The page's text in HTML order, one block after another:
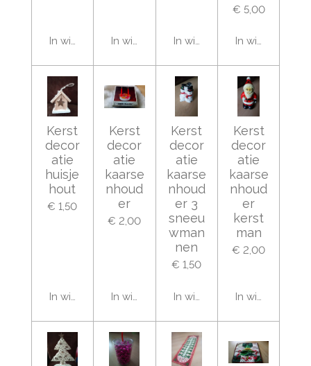
In winkelwagenIn winkelwagenIn winkelwagen
€ 5,00
In
Kerst
decor
atie
huisje
hout
€ 1,50
In winkelwagen
Kerst
decor
atie
kaarse
nhoud
er
€ 2,00
In winkelwagen
Kerst
decor
atie
kaarse
nhoud
er 3
sneeu
wman
nen
€ 1,50
In winkelwagen
Kerst
decor
atie
kaarse
nhoud
er
kerst
man
€ 2,00
In